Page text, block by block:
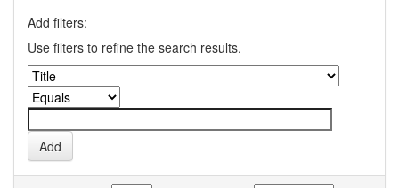
Add filters:
Use filters to refine the search results.